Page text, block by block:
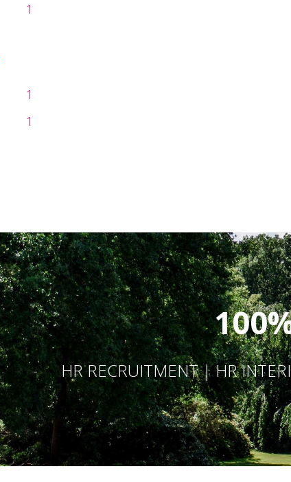
1
1
1
HR RECRUITMENT | HR